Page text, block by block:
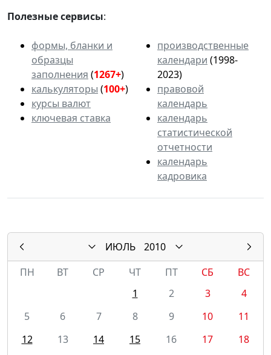
Полезные сервисы:
формы, бланки и
образцы
заполнения (1267+)
калькуляторы (100+)
курсы валют
ключевая ставка
производственные
календари (1998-
2023)
правовой
календарь
календарь
статистической
отчетности
календарь
кадровика
ИЮЛЬ
2010
ПН
ВТ СР ЧТ ПТ СБ
ВС
1
2 3
4
5
6 7 8 9 10
11
12
13 14 15 16 17
18